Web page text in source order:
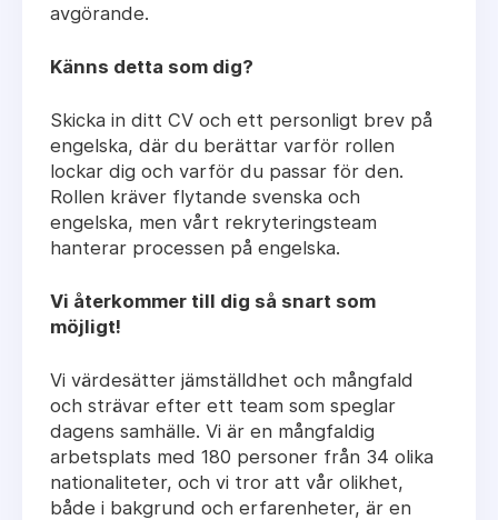
avgörande.
Känns detta som dig?
Skicka in ditt CV och ett personligt brev på
engelska, där du berättar varför rollen
lockar dig och varför du passar för den.
Rollen kräver flytande svenska och
engelska, men vårt rekryteringsteam
hanterar processen på engelska.
Vi återkommer till dig så snart som
möjligt!
Vi värdesätter jämställdhet och mångfald
och strävar efter ett team som speglar
dagens samhälle. Vi är en mångfaldig
arbetsplats med 180 personer från 34 olika
nationaliteter, och vi tror att vår olikhet,
både i bakgrund och erfarenheter, är en